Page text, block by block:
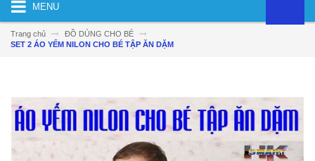
MENU
Trang chủ
ĐỒ DÙNG CHO BÉ
SET 2 ÁO YẾM NILON CHO BÉ TẬP ĂN DẶM